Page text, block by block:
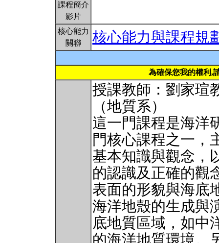
課程簡介
影片
核心能力
關聯
核心能力與課程規
為確保您我的權利,
授課教師：劉家瑄
（地質系）
這一門課程是海洋
門核心課程之一，
基本知識與觀念，
的認識及正確的觀
表面的形貌與海底
海洋地殼的生成與
底地質區域，如中
的海洋地質環境。